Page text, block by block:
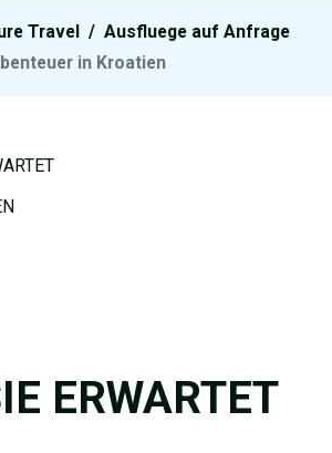
Travel / Ausfluege auf Anfrage
in Kroatien
ERWARTET